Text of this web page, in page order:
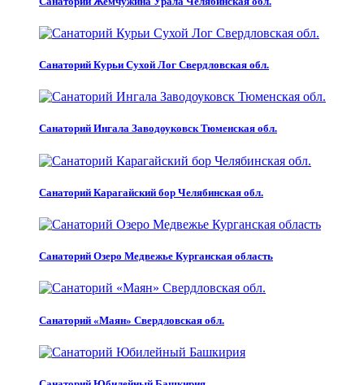
Санаторий Курьи Сухой Лог Свердловская обл.
Санаторий Ингала Заводоуковск Тюменская обл.
Санаторий Карагайский бор Челябинская обл.
Санаторий Озеро Медвежье Курганская область
Санаторий «Маян» Свердловская обл.